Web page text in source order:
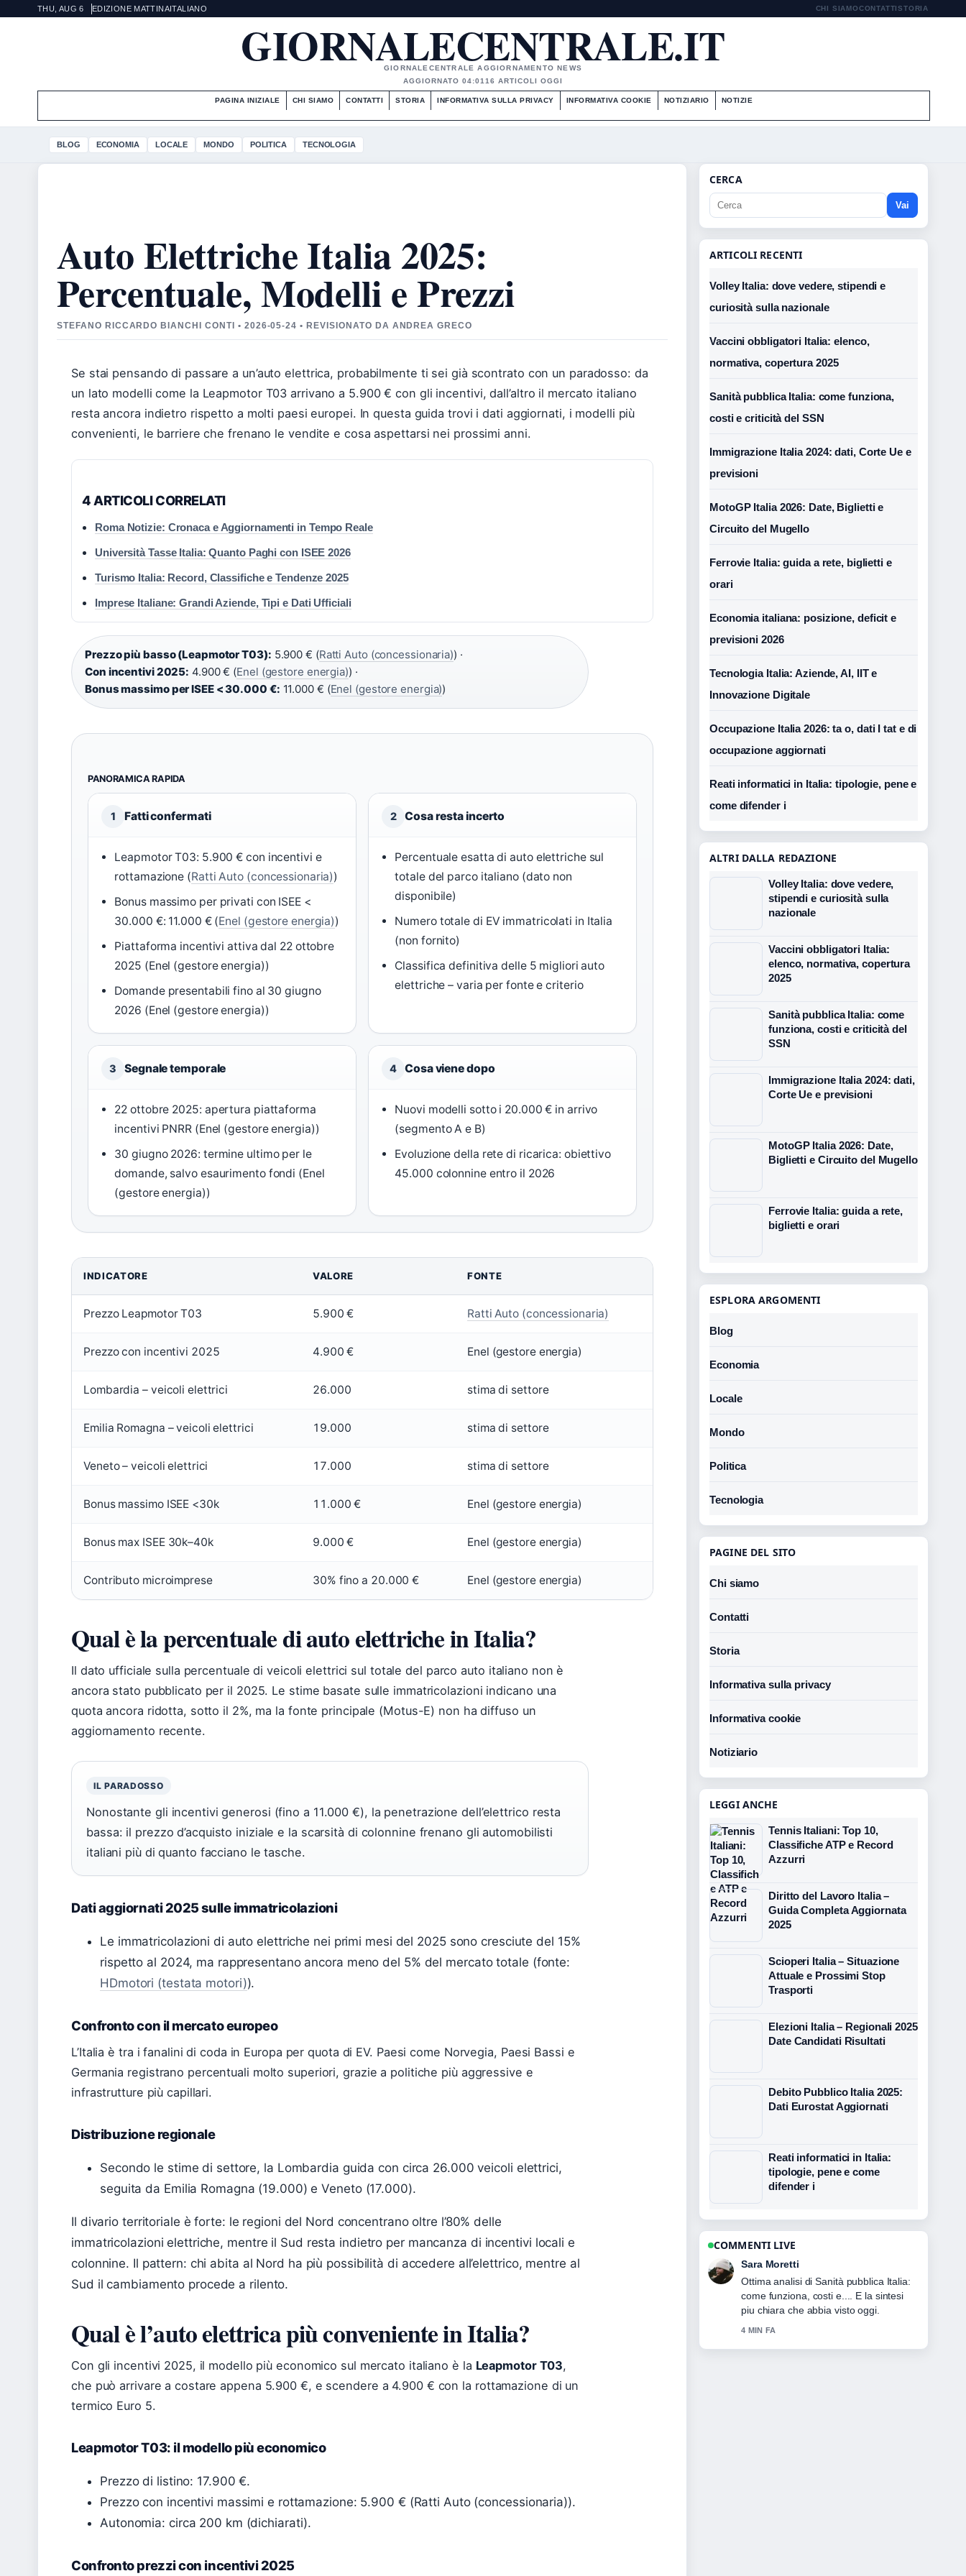
THU, AUG 6 EDIZIONE MATTINAITALIANO CHI SIAMOCONTATTISTORIA
GIORNALECENTRALE.IT
GIORNALECENTRALE AGGIORNAMENTO NEWS
AGGIORNATO 04:01 16 ARTICOLI OGGI
PAGINA INIZIALE CHI SIAMO CONTATTI STORIA INFORMATIVA SULLA PRIVACY INFORMATIVA COOKIE NOTIZIARIO NOTIZIE
BLOG ECONOMIA LOCALE MONDO POLITICA TECNOLOGIA
Auto Elettriche Italia 2025:
Percentuale, Modelli e Prezzi
STEFANO RICCARDO BIANCHI CONTI • 2026-05-24 • REVISIONATO DA ANDREA GRECO
Se stai pensando di passare a un’auto elettrica, probabilmente ti sei già scontrato con un paradosso: da
un lato modelli come la Leapmotor T03 arrivano a 5.900 € con gli incentivi, dall’altro il mercato italiano
resta ancora indietro rispetto a molti paesi europei. In questa guida trovi i dati aggiornati, i modelli più
convenienti, le barriere che frenano le vendite e cosa aspettarsi nei prossimi anni.
4 ARTICOLI CORRELATI
Roma Notizie: Cronaca e Aggiornamenti in Tempo Reale
Università Tasse Italia: Quanto Paghi con ISEE 2026
Turismo Italia: Record, Classifiche e Tendenze 2025
Imprese Italiane: Grandi Aziende, Tipi e Dati Ufficiali
Prezzo più basso (Leapmotor T03): 5.900 € (Ratti Auto (concessionaria)) ·
Con incentivi 2025: 4.900 € (Enel (gestore energia)) ·
Bonus massimo per ISEE < 30.000 €: 11.000 € (Enel (gestore energia))
PANORAMICA RAPIDA
1 Fatti confermati
Leapmotor T03: 5.900 € con incentivi e
rottamazione (Ratti Auto (concessionaria))
Bonus massimo per privati con ISEE <
30.000 €: 11.000 € (Enel (gestore energia))
Piattaforma incentivi attiva dal 22 ottobre
2025 (Enel (gestore energia))
Domande presentabili fino al 30 giugno
2026 (Enel (gestore energia))
2 Cosa resta incerto
Percentuale esatta di auto elettriche sul
totale del parco italiano (dato non
disponibile)
Numero totale di EV immatricolati in Italia
(non fornito)
Classifica definitiva delle 5 migliori auto
elettriche – varia per fonte e criterio
3 Segnale temporale
22 ottobre 2025: apertura piattaforma
incentivi PNRR (Enel (gestore energia))
30 giugno 2026: termine ultimo per le
domande, salvo esaurimento fondi (Enel
(gestore energia))
4 Cosa viene dopo
Nuovi modelli sotto i 20.000 € in arrivo
(segmento A e B)
Evoluzione della rete di ricarica: obiettivo
45.000 colonnine entro il 2026
INDICATORE VALORE FONTE
Prezzo Leapmotor T03 5.900 € Ratti Auto (concessionaria)
Prezzo con incentivi 2025 4.900 € Enel (gestore energia)
Lombardia – veicoli elettrici 26.000 stima di settore
Emilia Romagna – veicoli elettrici 19.000 stima di settore
Veneto – veicoli elettrici 17.000 stima di settore
Bonus massimo ISEE <30k 11.000 € Enel (gestore energia)
Bonus max ISEE 30k–40k 9.000 € Enel (gestore energia)
Contributo microimprese 30% fino a 20.000 € Enel (gestore energia)
Qual è la percentuale di auto elettriche in Italia?
Il dato ufficiale sulla percentuale di veicoli elettrici sul totale del parco auto italiano non è
ancora stato pubblicato per il 2025. Le stime basate sulle immatricolazioni indicano una
quota ancora ridotta, sotto il 2%, ma la fonte principale (Motus-E) non ha diffuso un
aggiornamento recente.
IL PARADOSSO
Nonostante gli incentivi generosi (fino a 11.000 €), la penetrazione dell’elettrico resta
bassa: il prezzo d’acquisto iniziale e la scarsità di colonnine frenano gli automobilisti
italiani più di quanto facciano le tasche.
Dati aggiornati 2025 sulle immatricolazioni
Le immatricolazioni di auto elettriche nei primi mesi del 2025 sono cresciute del 15%
rispetto al 2024, ma rappresentano ancora meno del 5% del mercato totale (fonte:
HDmotori (testata motori)).
Confronto con il mercato europeo
L’Italia è tra i fanalini di coda in Europa per quota di EV. Paesi come Norvegia, Paesi Bassi e
Germania registrano percentuali molto superiori, grazie a politiche più aggressive e
infrastrutture più capillari.
Distribuzione regionale
Secondo le stime di settore, la Lombardia guida con circa 26.000 veicoli elettrici,
seguita da Emilia Romagna (19.000) e Veneto (17.000).
Il divario territoriale è forte: le regioni del Nord concentrano oltre l’80% delle
immatricolazioni elettriche, mentre il Sud resta indietro per mancanza di incentivi locali e
colonnine. Il pattern: chi abita al Nord ha più possibilità di accedere all’elettrico, mentre al
Sud il cambiamento procede a rilento.
Qual è l’auto elettrica più conveniente in Italia?
Con gli incentivi 2025, il modello più economico sul mercato italiano è la Leapmotor T03,
che può arrivare a costare appena 5.900 €, e scendere a 4.900 € con la rottamazione di un
termico Euro 5.
Leapmotor T03: il modello più economico
Prezzo di listino: 17.900 €.
Prezzo con incentivi massimi e rottamazione: 5.900 € (Ratti Auto (concessionaria)).
Autonomia: circa 200 km (dichiarati).
Confronto prezzi con incentivi 2025
CERCA
Vai
ARTICOLI RECENTI
Volley Italia: dove vedere, stipendi e
curiosità sulla nazionale
Vaccini obbligatori Italia: elenco,
normativa, copertura 2025
Sanità pubblica Italia: come funziona,
costi e criticità del SSN
Immigrazione Italia 2024: dati, Corte Ue e
previsioni
MotoGP Italia 2026: Date, Biglietti e
Circuito del Mugello
Ferrovie Italia: guida a rete, biglietti e
orari
Economia italiana: posizione, deficit e
previsioni 2026
Tecnologia Italia: Aziende, AI, IIT e
Innovazione Digitale
Occupazione Italia 2026: ta o, dati I tat e di
occupazione aggiornati
Reati informatici in Italia: tipologie, pene e
come difender i
ALTRI DALLA REDAZIONE
Volley Italia: dove vedere,
stipendi e curiosità sulla
nazionale
Vaccini obbligatori Italia:
elenco, normativa, copertura
2025
Sanità pubblica Italia: come
funziona, costi e criticità del
SSN
Immigrazione Italia 2024: dati,
Corte Ue e previsioni
MotoGP Italia 2026: Date,
Biglietti e Circuito del Mugello
Ferrovie Italia: guida a rete,
biglietti e orari
ESPLORA ARGOMENTI
Blog
Economia
Locale
Mondo
Politica
Tecnologia
PAGINE DEL SITO
Chi siamo
Contatti
Storia
Informativa sulla privacy
Informativa cookie
Notiziario
LEGGI ANCHE
Tennis Italiani: Top 10,
Classifiche ATP e Record
Azzurri
Diritto del Lavoro Italia –
Guida Completa Aggiornata
2025
Scioperi Italia – Situazione
Attuale e Prossimi Stop
Trasporti
Elezioni Italia – Regionali 2025
Date Candidati Risultati
Debito Pubblico Italia 2025:
Dati Eurostat Aggiornati
Reati informatici in Italia:
tipologie, pene e come
difender i
COMMENTI LIVE
Giulia Rossi
Seguo da vicino Volley Italia: dove
vedere, stipendi e curiosità... –
apprezzo il tono equilibrato di questa